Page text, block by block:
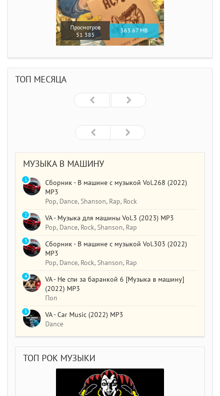
Просмотров
51 385
363.67 MB
ТОП МЕСЯЦА
МУЗЫКА В МАШИНУ
Сборник - В машине с музыкой Vol.268 (2022)
MP3
Pop, Dance, Shanson, Rap, Rock
1
VA - Музыка для машины Vol.3 (2023) MP3
Pop, Dance, Rock, Shanson, Rap
2
Сборник - В машине с музыкой Vol.303 (2022)
MP3
Pop, Dance, Rock, Shanson, Rap
3
VA - Не спи за баранкой 6 [Музыка в машину]
(2022) MP3
Поп
4
VA - Car Music (2022) MP3
Dance
5
ТОП РОК МУЗЫКИ